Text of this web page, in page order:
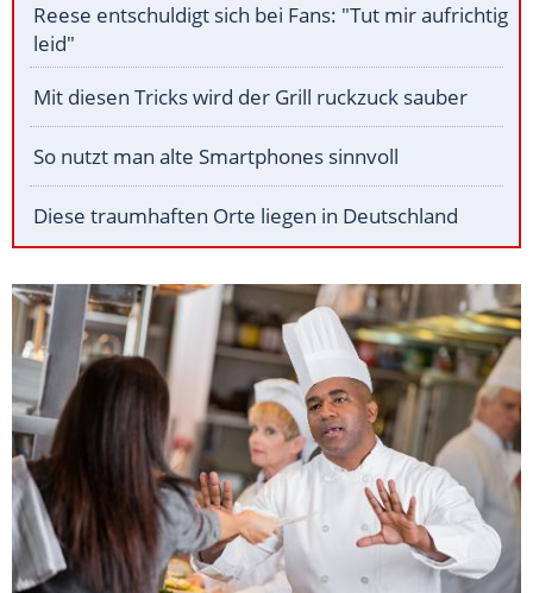
Reese entschuldigt sich bei Fans: "Tut mir aufrichtig
leid"
Mit diesen Tricks wird der Grill ruckzuck sauber
So nutzt man alte Smartphones sinnvoll
Diese traumhaften Orte liegen in Deutschland